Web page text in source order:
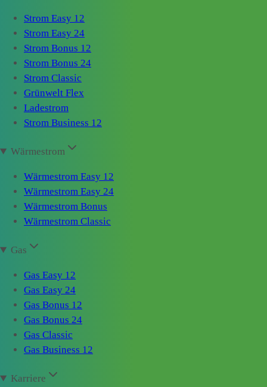
Strom Easy 12
Strom Easy 24
Strom Bonus 12
Strom Bonus 24
Strom Classic
Grünwelt Flex
Ladestrom
Strom Business 12
Wärmestrom
Wärmestrom Easy 12
Wärmestrom Easy 24
Wärmestrom Bonus
Wärmestrom Classic
Gas
Gas Easy 12
Gas Easy 24
Gas Bonus 12
Gas Bonus 24
Gas Classic
Gas Business 12
Karriere